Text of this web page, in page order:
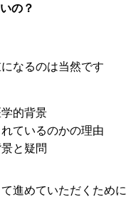
の？
なるのは当然です
的背景
ているのかの理由
と疑問
進めていただくために